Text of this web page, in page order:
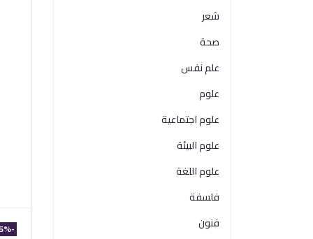
شعر
صحة
علم نفس
علوم
علوم اجتماعية
علوم البيئة
علوم اللغة
فلسفة
فنون
-15%